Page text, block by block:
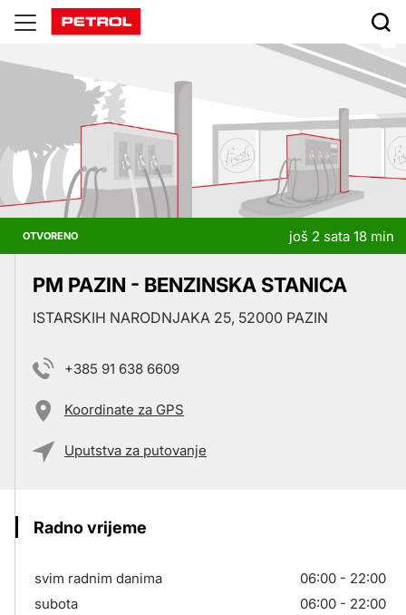
Prodajna
mjesta
OTVORENO još 2 sata 18 min
PM PAZIN - BENZINSKA STANICA
ISTARSKIH NARODNJAKA 25, 52000 PAZIN
+385 91 638 6609
Koordinate za GPS
Uputstva za putovanje
Radno vrijeme
svim radnim danima
06:00 - 22:00
subota
06:00 - 22:00